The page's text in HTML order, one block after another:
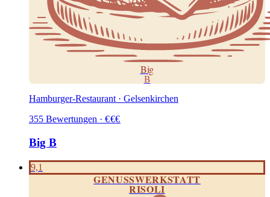
Big
B
Hamburger-Restaurant · Gelsenkirchen
355 Bewertungen · €€€
Big B
9,1
GENUSSWERKSTATT
RISOLI